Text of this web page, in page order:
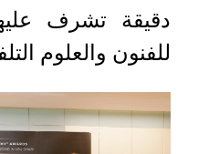
دقيقة تشرف عليها
للفنون والعلوم